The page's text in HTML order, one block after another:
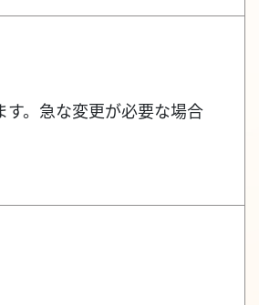
。急な変更が必要な場合